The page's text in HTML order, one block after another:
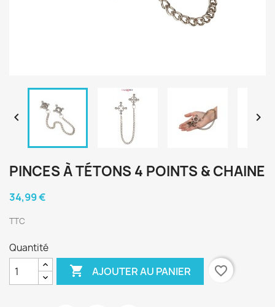
 
PINCES À TÉTONS 4 POINTS & CHAINE
34,99 €
TTC
Quantité
 AJOUTER AU PANIER favorite_border